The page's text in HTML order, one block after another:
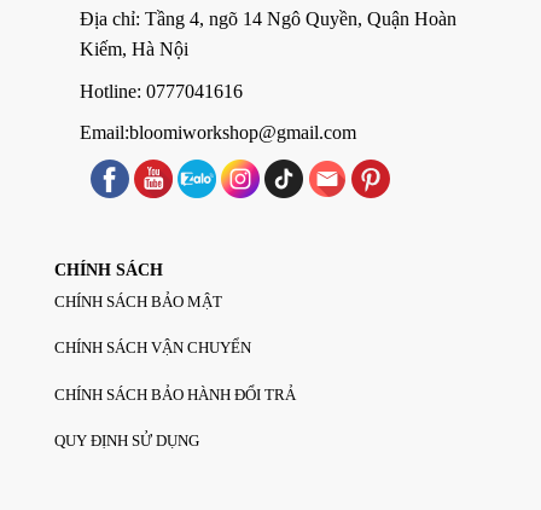
Địa chỉ: Tầng 4, ngõ 14 Ngô Quyền, Quận Hoàn
Kiếm, Hà Nội
Hotline: 0777041616
Email:bloomiworkshop@gmail.com
CHÍNH SÁCH
CHÍNH SÁCH BẢO MẬT
CHÍNH SÁCH VẬN CHUYỂN
CHÍNH SÁCH BẢO HÀNH ĐỔI TRẢ
QUY ĐỊNH SỬ DỤNG